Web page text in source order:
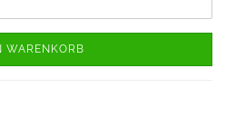
WARENKORB